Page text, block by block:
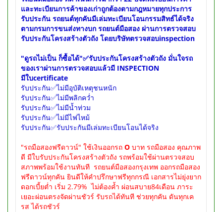
และทะเบียนการค้าของเก่าถูกต้องตามกฎหมายทุกประการ
รับประกัน รถยนต์ทุกคันมีเล่มทะเบียนโอนกรรมสิทธ์ได้จริง
ตามกรมการขนส่งทางบก รถยนต์มือสอง ผ่านการตรวจสอบ
รับประกันโครงสร้างตัวถัง โดยบริษัทตรวจสอบinspection
"ดูรถไม่เป็น ก็ซื้อได้"✅รับประกันโครงสร้างตัวถัง มั่นใจรถ
ของเราผ่านการตรวจสอบแล้วมี INSPECTION
มีใบcertificate
รับประกัน✅ไม่มีอุบัติเหตุชนหนัก
รับประกัน✅ไม่มีพลิกคว่ำ
รับประกัน✅ไม่มีน้ำท่วม
รับประกัน✅ไม่มีไฟไหม้
รับประกัน✅รับประกันมีเล่มทะเบียนโอนได้จริง
"รถมือสองฟรีดาวน์" ใช้เงินออกรถ O บาท รถมือสอง คุณภาพ
ดี มีใบรับประกันโครงสร้างตัวถัง รถพร้อมใช้ผ่านตรวจสอบ
สภาพพร้อมใช้งานทันที รถยนต์มือสองกรุงเทพ ออกรถมือสอง
ฟรีดาวน์ทุกคัน ยินดีให้คำปรึกษาฟรีทุกกรณี เอกสารไม่ยุ่งยาก
ดอกเบี้ยต่ำ เริ่ม 2.79% ไม่ต้องค้ำ ผ่อนสบาย84เดือน ภาระ
เยอะผ่อนตรงจัดผ่านชัวร์ รับรถได้ทันที ช่วยทุกคัน ดันทุกเค
รส ได้รถชัวร์